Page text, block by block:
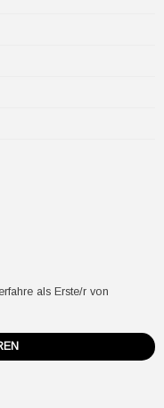
als Erste/r von